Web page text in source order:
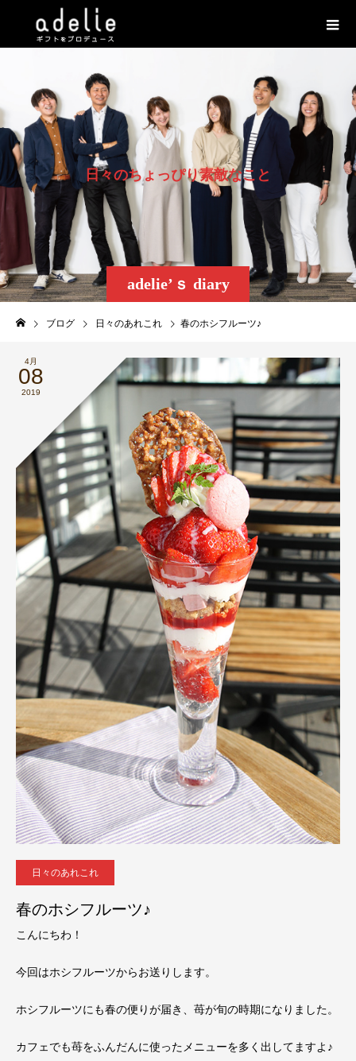
adelie’ｓ diary
日々のちょ っぴり素敵なこ と
ブログ 日々のあれこれ 春のホシフルーツ♪
4月
08
2019
日々のあれこれ
春のホシフルーツ♪
こんにちわ！
今回はホシフルーツからお送りします。
ホシフルーツにも春の便りが届き、苺が旬の時期になりました。
カフェでも苺をふんだんに使ったメニューを多く出してますよ♪